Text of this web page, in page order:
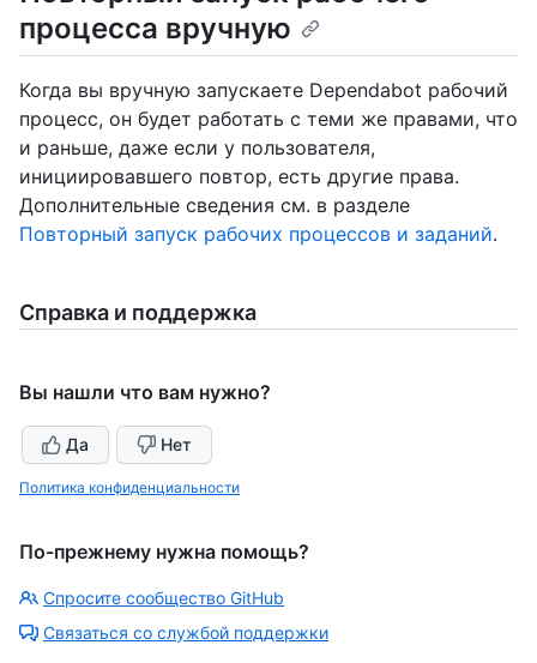
процесса вручную
Когда вы вручную запускаете Dependabot рабочий
процесс, он будет работать с теми же правами, что
и раньше, даже если у пользователя,
инициировавшего повтор, есть другие права.
Дополнительные сведения см. в разделе
Повторный запуск рабочих процессов и заданий.
Справка и поддержка
Вы нашли что вам нужно?
Да Нет
Политика конфиденциальности
По-прежнему нужна помощь?
Спросите сообщество GitHub
Связаться со службой поддержки